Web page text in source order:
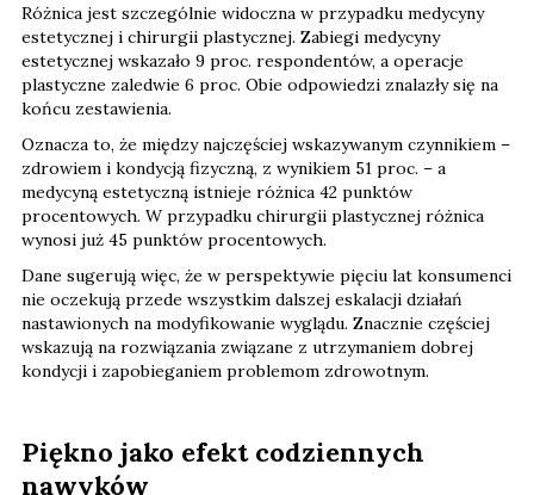
Różnica jest szczególnie widoczna w przypadku medycyny
estetycznej i chirurgii plastycznej. Zabiegi medycyny
estetycznej wskazało 9 proc. respondentów, a operacje
plastyczne zaledwie 6 proc. Obie odpowiedzi znalazły się na
końcu zestawienia.
Oznacza to, że między najczęściej wskazywanym czynnikiem –
zdrowiem i kondycją fizyczną, z wynikiem 51 proc. – a
medycyną estetyczną istnieje różnica 42 punktów
procentowych. W przypadku chirurgii plastycznej różnica
wynosi już 45 punktów procentowych.
Dane sugerują więc, że w perspektywie pięciu lat konsumenci
nie oczekują przede wszystkim dalszej eskalacji działań
nastawionych na modyfikowanie wyglądu. Znacznie częściej
wskazują na rozwiązania związane z utrzymaniem dobrej
kondycji i zapobieganiem problemom zdrowotnym.
Piękno jako efekt codziennych
nawyków